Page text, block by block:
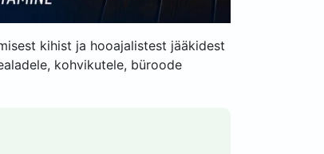
kihist ja hooajalistest jääkidest
kohvikutele, büroode